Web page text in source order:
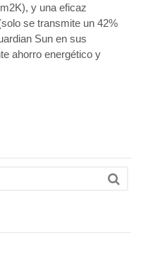
y una eficaz
se transmite un 42%
Sun en sus
ahorro energético y